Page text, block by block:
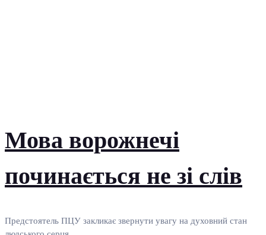
Мова ворожнечі
починається не зі слів
Предстоятель ПЦУ закликає звернути увагу на духовний стан